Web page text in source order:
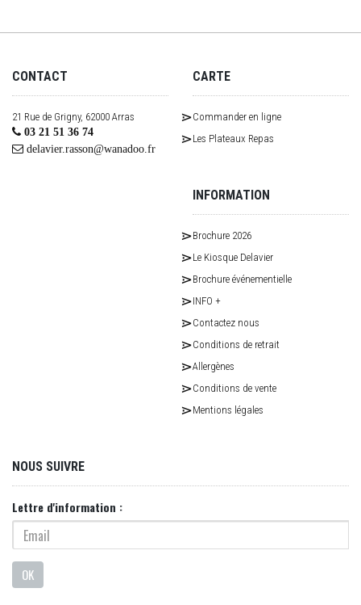
CONTACT
21 Rue de Grigny, 62000 Arras
03 21 51 36 74
delavier.rasson@wanadoo.fr
CARTE
Commander en ligne
Les Plateaux Repas
INFORMATION
Brochure 2026
Le Kiosque Delavier
Brochure événementielle
INFO +
Contactez nous
Conditions de retrait
Allergènes
Conditions de vente
Mentions légales
NOUS SUIVRE
Lettre d'information :
OK